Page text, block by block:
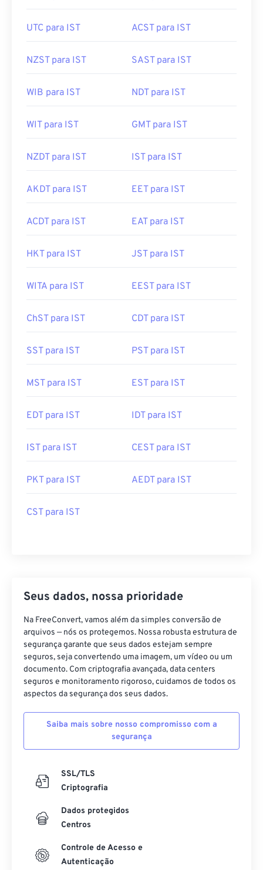
UTC para IST ACST para IST
NZST para IST SAST para IST
WIB para IST NDT para IST
WIT para IST GMT para IST
NZDT para IST IST para IST
AKDT para IST EET para IST
ACDT para IST EAT para IST
HKT para IST JST para IST
WITA para IST EEST para IST
ChST para IST CDT para IST
SST para IST PST para IST
MST para IST EST para IST
EDT para IST IDT para IST
IST para IST CEST para IST
PKT para IST AEDT para IST
CST para IST
Seus dados, nossa prioridade
Na FreeConvert, vamos além da simples conversão de
arquivos — nós os protegemos. Nossa robusta estrutura de
segurança garante que seus dados estejam sempre
seguros, seja convertendo uma imagem, um vídeo ou um
documento. Com criptografia avançada, data centers
seguros e monitoramento rigoroso, cuidamos de todos os
aspectos da segurança dos seus dados.
Saiba mais sobre nosso compromisso com a
segurança
SSL/TLS
Criptografia
Dados protegidos
Centros
Controle de Acesso e
Autenticação